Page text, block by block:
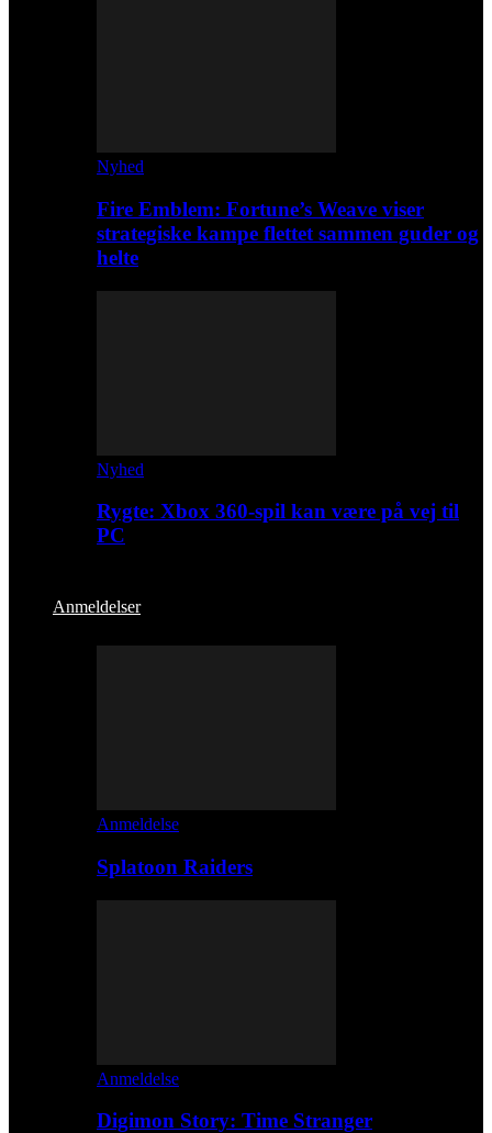
Nyhed
Fire Emblem: Fortune’s Weave viser
strategiske kampe flettet sammen guder og
helte
Nyhed
Rygte: Xbox 360-spil kan være på vej til
PC
Anmeldelser
Anmeldelse
Splatoon Raiders
Anmeldelse
Digimon Story: Time Stranger